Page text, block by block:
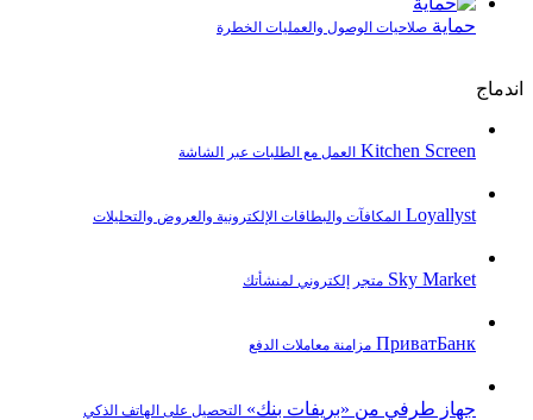
حماية صلاحيات الوصول والعمليات الخطرة
اندماج
Kitchen Screen العمل مع الطلبات عبر الشاشة
Loyallyst المكافآت والبطاقات الإلكترونية والعروض والتحليلات
Sky Market متجر إلكتروني لمنشأتك
ПриватБанк مزامنة معاملات الدفع
جهاز طرفي من «بريفات بنك» التحصيل على الهاتف الذكي